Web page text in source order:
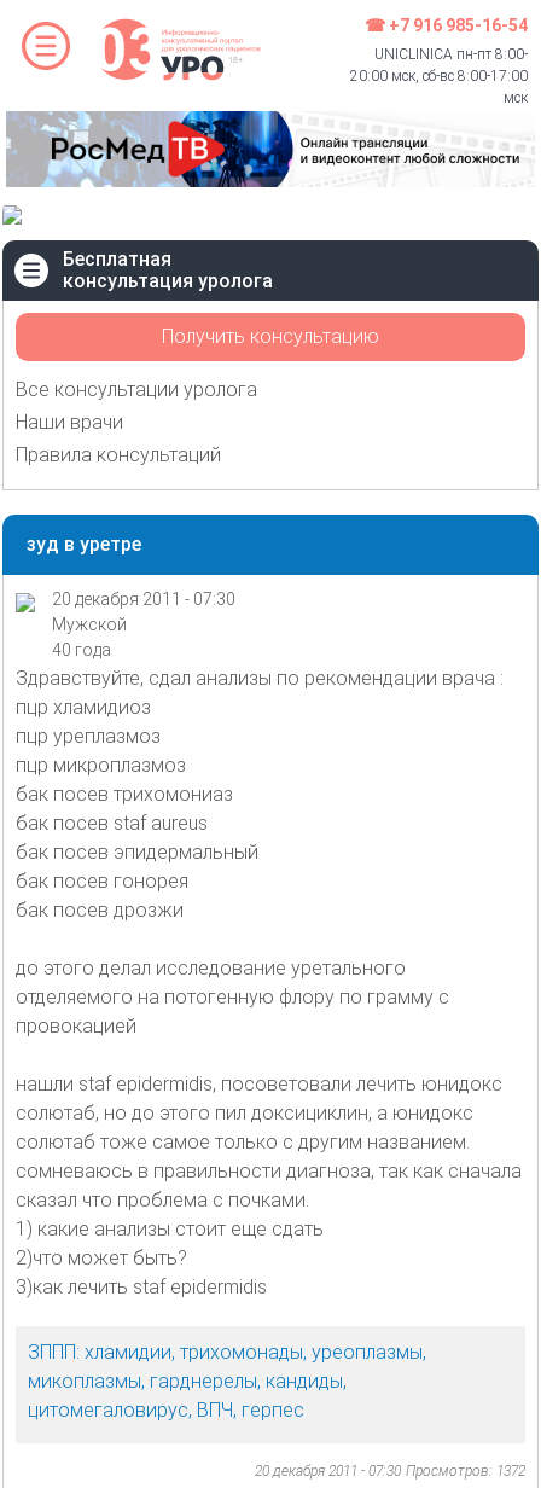
☎ +7 916 985-16-54
UNICLINICA пн-пт 8:00-
20:00 мск, сб-вс 8:00-17:00
мск
Бесплатная
консультация уролога
Получить консультацию
Все консультации уролога
Наши врачи
Правила консультаций
зуд в уретре
20 декабря 2011 - 07:30
Мужской
40 года
Здравствуйте, сдал анализы по рекомендации врача :
пцр хламидиоз
пцр уреплазмоз
пцр микроплазмоз
бак посев трихомониаз
бак посев staf aureus
бак посев эпидермальный
бак посев гонорея
бак посев дрозжи
до этого делал исследование уретального
отделяемого на потогенную флору по грамму с
провокацией
нашли staf epidermidis, посоветовали лечить юнидокс
солютаб, но до этого пил доксициклин, а юнидокс
солютаб тоже самое только с другим названием.
сомневаюсь в правильности диагноза, так как сначала
сказал что проблема с почками.
1) какие анализы стоит еще сдать
2)что может быть?
3)как лечить staf epidermidis
ЗППП: хламидии, трихомонады, уреоплазмы,
микоплазмы, гарднерелы, кандиды,
цитомегаловирус, ВПЧ, герпес
20 декабря 2011 - 07:30 Просмотров: 1372